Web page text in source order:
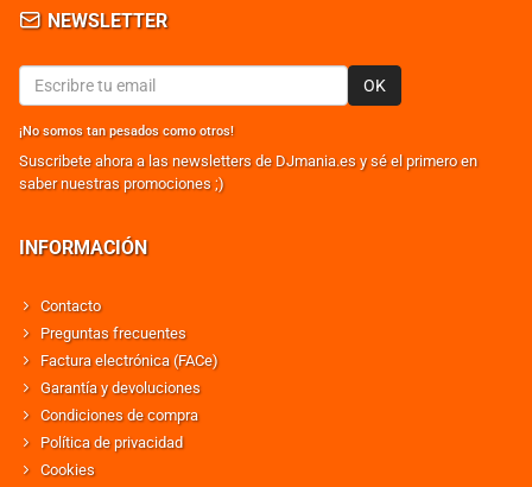
NEWSLETTER
OK
¡No somos tan pesados como otros!
Suscribete ahora a las newsletters de DJmania.es y sé el primero en
saber nuestras promociones ;)
INFORMACIÓN
Contacto
Preguntas frecuentes
Factura electrónica (FACe)
Garantía y devoluciones
Condiciones de compra
Política de privacidad
Cookies